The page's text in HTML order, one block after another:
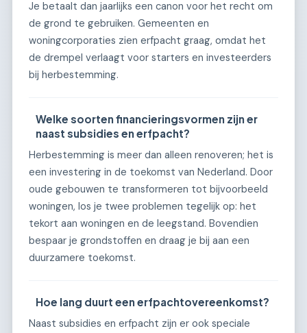
Je betaalt dan jaarlijks een canon voor het recht om
de grond te gebruiken. Gemeenten en
woningcorporaties zien erfpacht graag, omdat het
de drempel verlaagt voor starters en investeerders
bij herbestemming.
Welke soorten financieringsvormen zijn er
naast subsidies en erfpacht?
Herbestemming is meer dan alleen renoveren; het is
een investering in de toekomst van Nederland. Door
oude gebouwen te transformeren tot bijvoorbeeld
woningen, los je twee problemen tegelijk op: het
tekort aan woningen en de leegstand. Bovendien
bespaar je grondstoffen en draag je bij aan een
duurzamere toekomst.
Hoe lang duurt een erfpachtovereenkomst?
Naast subsidies en erfpacht zijn er ook speciale